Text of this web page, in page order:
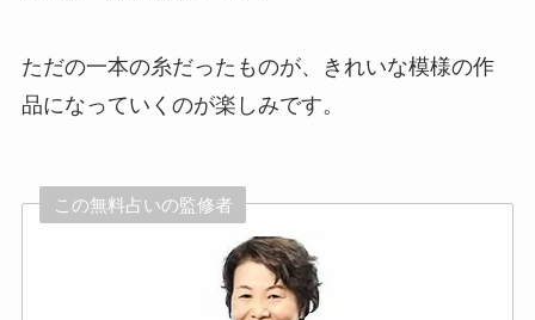
ただの一本の糸だったものが、きれいな模様の作
品になっていくのが楽しみです。
この無料占いの監修者